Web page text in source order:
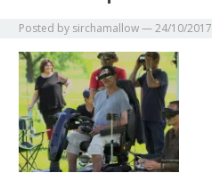
Posted by sirchamallow—24/10/2017